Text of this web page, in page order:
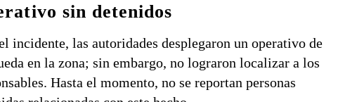
sin detenidos
incidente, las autoridades desplegaron un operativo de
en la zona; sin embargo, no lograron localizar a los
Hasta el momento, no se reportan personas